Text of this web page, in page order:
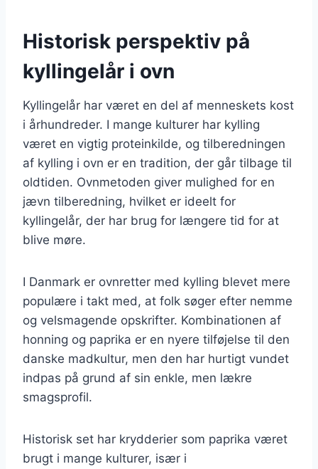
Historisk perspektiv på
kyllingelår i ovn
Kyllingelår har været en del af menneskets kost
i århundreder. I mange kulturer har kylling
været en vigtig proteinkilde, og tilberedningen
af kylling i ovn er en tradition, der går tilbage til
oldtiden. Ovnmetoden giver mulighed for en
jævn tilberedning, hvilket er ideelt for
kyllingelår, der har brug for længere tid for at
blive møre.
I Danmark er ovnretter med kylling blevet mere
populære i takt med, at folk søger efter nemme
og velsmagende opskrifter. Kombinationen af
honning og paprika er en nyere tilføjelse til den
danske madkultur, men den har hurtigt vundet
indpas på grund af sin enkle, men lækre
smagsprofil.
Historisk set har krydderier som paprika været
brugt i mange kulturer, især i